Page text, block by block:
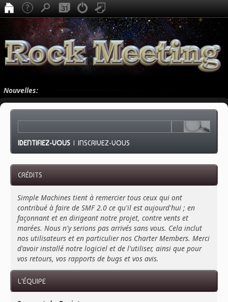
Nouvelles:
IDENTIFIEZ-VOUS |INSCRIVEZ-VOUS
CRÉDITS
Simple Machines tient à remercier tous ceux qui ont
contribué à faire de SMF 2.0 ce qu'il est aujourd'hui ; en
façonnant et en dirigeant notre projet, contre vents et
marées. Nous n'y serions pas arrivés sans vous. Cela inclut
nos utilisateurs et en particulier nos Charter Members. Merci
d'avoir installé notre logiciel et de l'utiliser, ainsi que pour
vos retours, vos rapports de bugs et vos avis.
L'ÉQUIPE